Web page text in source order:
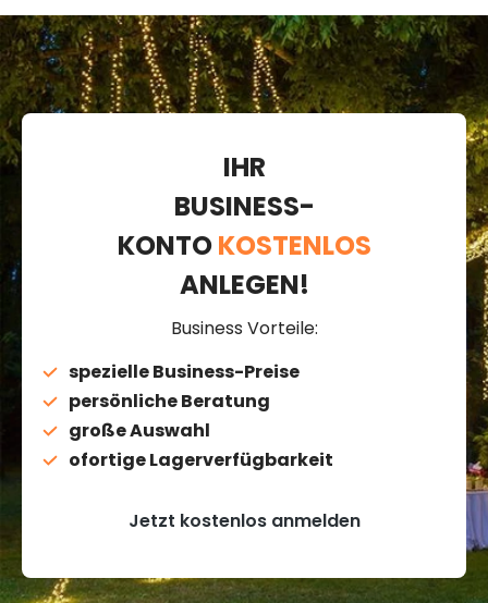
IHR
BUSINESS-
KONTOKOSTENLOS
ANLEGEN!
Business Vorteile:
spezielle Business-Preise
persönliche Beratung
große Auswahl
ofortige Lagerverfügbarkeit
Jetzt kostenlos anmelden